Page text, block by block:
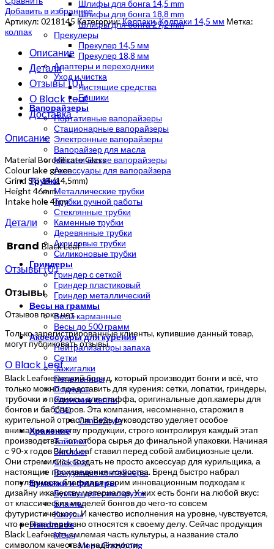
Шлифы для бонга 14,5 mm
Шлифы для бонга 18,8 mm
Шлифы для бонга 29,2 mm
Прекулеры
Прекулер 14,5 мм
Прекулер 18,8 мм
Адаптеры и переходники
Уход и чистка
Чистящие средства
Ершики
Вапорайзеры
Портативные вапорайзеры
Стационарные вапорайзеры
Электронные вапорайзеры
Вапорайзер для масла
Механические вапорайзеры
Аксессуары для вапорайзера
Трубки
Металлические трубки
Трубки ручной работы
Стеклянные трубки
Каменные трубки
Деревянные трубки
Акриловые трубки
Силиконовые трубки
Гриндеры
Гриндер с сеткой
Гриндер пластиковый
Гриндер металлический
Весы на граммы
Весы карманные
Весы до 500 грамм
Аксессуары для курения
Нейтрализаторы запаха
Сетки
Зажигалки
Пепельницы
Подносы
Японские капли
CBD
CannaStyle
Хранение
Тайники
Зиплоки
Click Box
Вакуумные контейнеры
Бумажки и фильтры
Бумага для самокруток
Бланты
Конусы
Handmade
Мерч
Мерч Crazybong
Добавить в избранное
Артикул: 0218145 Категории:Колпаки,Колпаки 14,5 мм Метка:
колпак
Описание
Детали
Отзывы (0)
О Black Leaf
Доставка
Описание
Material Borosilicate Glass
Colour lake green
Grind SG 14 (14,5mm)
Height 46mm
Intake hole 4mm
Детали
Brand Black Leaf
Отзывы (0)
Отзывы
Отзывов пока нет.
Только зарегистрированные клиенты, купившие данный товар,
могут публиковать отзывы.
О Black Leaf
Black Leaf немецкий бренд, который производит бонги и всё, что
только можно представить для курения: сетки, лопатки, гриндеры,
трубочки и подносы для стаффа, оригинальные доп.камеры для
бонгов и бабблеров. Эта компания, несомненно, старожил в
курительной отрасли. Ведь руководство уделяет особое
внимание качеству продукции, строго контролируя каждый этап
производства – от отбора сырья до финальной упаковки. Начиная
с 90-х годов Black Leaf ставил перед собой амбициозные цели.
Они стремились создать не просто аксессуар для курильщика, а
настоящие произведения искусства. Бренд быстро набрал
популярность благодаря своим инновационным подходам к
дизайну и качеству материалов. У них есть бонги на любой вкус:
от классических моделей бонгов до чего-то совсем
футуристического. И качество исполнения на уровне, чувствуется,
что ребята серьезно относятся к своему делу. Сейчас продукция
Black Leaf неотъемлемая часть культуры, а название стало
символом качества и надёжности.